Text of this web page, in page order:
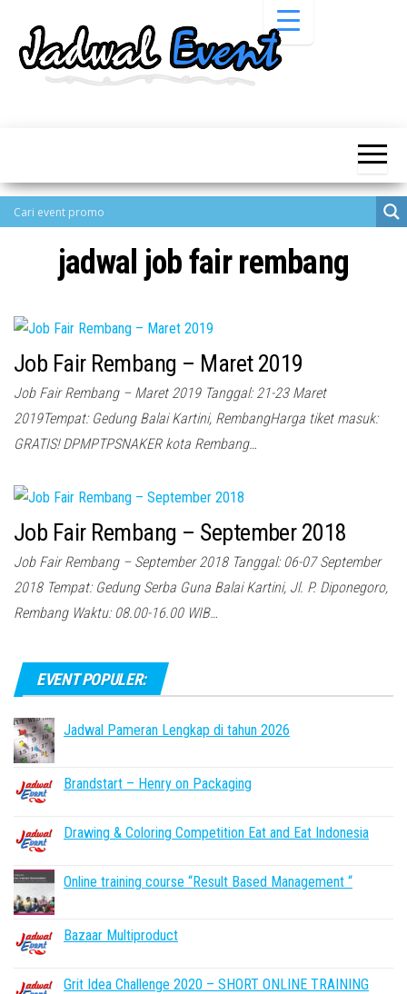
Pameran,
Promo
Terbaru
Pameran,
Seminar,
Bazaar,
Workshop,
Job Fair,
Lomba dll.
jadwal job fair rembang
Job Fair Rembang – Maret 2019
Job Fair Rembang – Maret 2019 Tanggal: 21-23 Maret
2019Tempat: Gedung Balai Kartini, RembangHarga tiket masuk:
GRATIS! DPMPTPSNAKER kota Rembang…
Job Fair Rembang – September 2018
Job Fair Rembang – September 2018 Tanggal: 06-07 September
2018 Tempat: Gedung Serba Guna Balai Kartini, Jl. P. Diponegoro,
Rembang Waktu: 08.00-16.00 WIB…
EVENT POPULER:
Jadwal Pameran Lengkap di tahun 2026
Brandstart – Henry on Packaging
Drawing & Coloring Competition Eat and Eat Indonesia
Online training course “Result Based Management “
Bazaar Multiproduct
Grit Idea Challenge 2020 – SHORT ONLINE TRAINING